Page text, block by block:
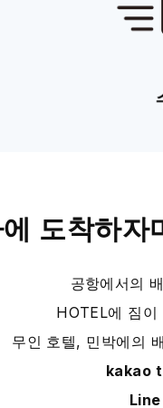
도착하자
공항에서의
HOTEL에 짐
무인 호텔, 민박에의
kakao